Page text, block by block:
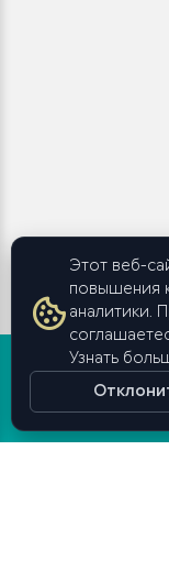
Этот веб-
повышения
аналитики.
Узнать